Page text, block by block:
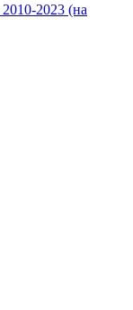
2023 (на